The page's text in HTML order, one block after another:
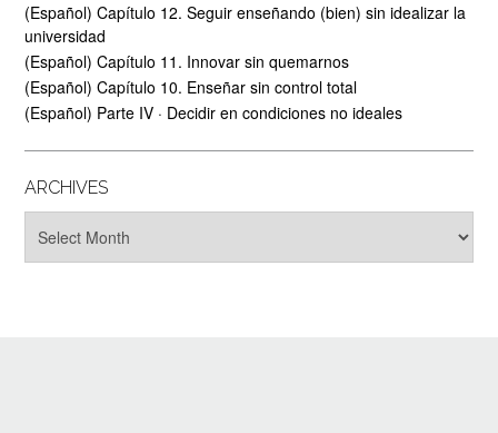
(Español) Capítulo 12. Seguir enseñando (bien) sin idealizar la
universidad
(Español) Capítulo 11. Innovar sin quemarnos
(Español) Capítulo 10. Enseñar sin control total
(Español) Parte IV · Decidir en condiciones no ideales
ARCHIVES